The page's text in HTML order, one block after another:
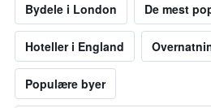
Bydele i London De mest
Hoteller i England
Populære byer